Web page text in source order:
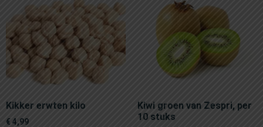
Kikker erwten kilo
€ 4,99
Kiwi groen van Zespri, per
10 stuks